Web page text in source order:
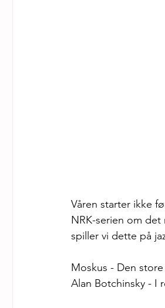
Våren starter ikke
NRK-serien om det
spiller vi dette på
Moskus - Den
Alan Botchinsky - I